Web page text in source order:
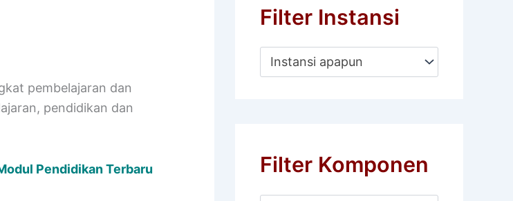
pembelajaran dan
pendidikan dan
Pendidikan Terbaru
Filter Instansi
Instansi apapun
Filter Komponen